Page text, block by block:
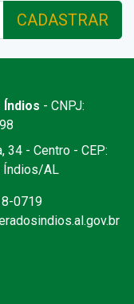
CADASTRAR
Índios - CNPJ:
34 - Centro - CEP:
Índios/AL
0719